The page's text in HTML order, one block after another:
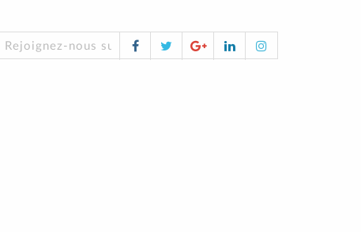
Rejoignez-nous sur les réseaux sociaux !
FacebookTwitterGoogle
Plus
LinkedInInstagram